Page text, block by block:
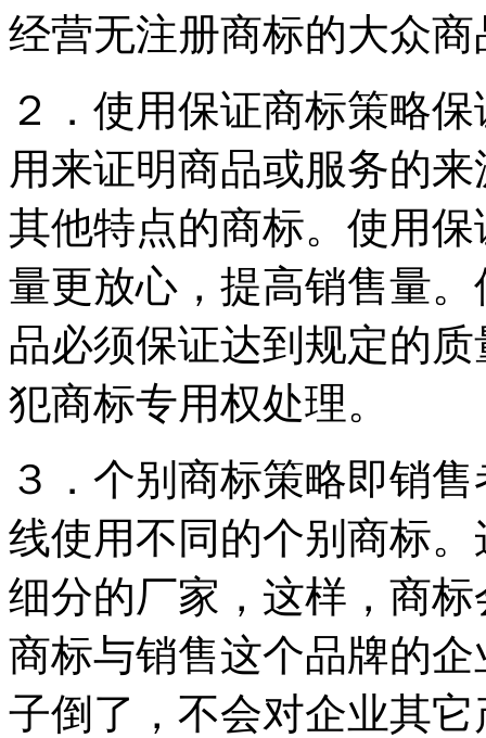
经营无注册商标的大众商
２．使用保证商标策略
用来证明商品或服务的
其他特点的商标。使用
量更放心，提高销售量
品必须保证达到规定的
犯商标专用权处理。
３．个别商标策略即销
线使用不同的个别商标
细分的厂家，这样，商
商标与销售这个品牌的
子倒了，不会对企业其